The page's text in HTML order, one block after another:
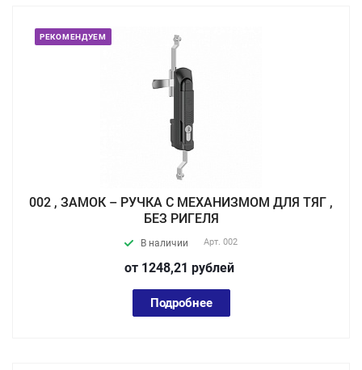
РЕКОМЕНДУЕМ
002 , ЗАМОК – РУЧКА С МЕХАНИЗМОМ ДЛЯ ТЯГ ,
БЕЗ РИГЕЛЯ
В наличии Арт. 002
от 1248,21 рублей
Подробнее